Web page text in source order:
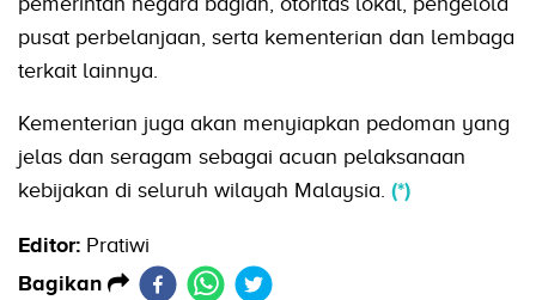
pusat perbelanjaan, serta kementerian dan lembaga
terkait lainnya.
Kementerian juga akan menyiapkan pedoman yang
jelas dan seragam sebagai acuan pelaksanaan
kebijakan di seluruh wilayah Malaysia. (*)
Editor: Pratiwi
Bagikan